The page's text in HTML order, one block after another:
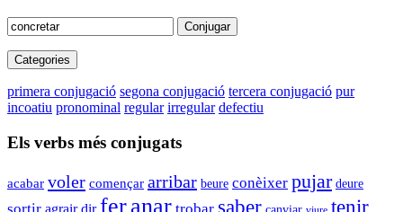
Conjugar
Categories
primera conjugació segona conjugació tercera conjugació pur
incoatiu pronominal regular irregular defectiu
Els verbs més conjugats
acabar voler començar arribar beure conèixer pujar deure
dir feranar saber canviar tenir